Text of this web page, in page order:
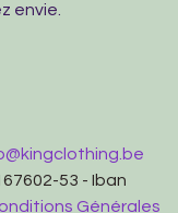
envie.
53 - Iban
Générales